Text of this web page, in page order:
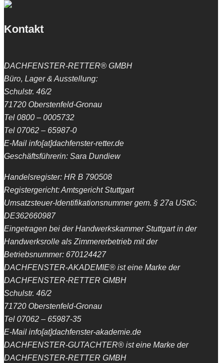
Kontakt
DACHFENSTER-RETTER® GMBH
Büro, Lager & Ausstellung:
Schulstr. 46/2
71720 Oberstenfeld-Gronau
Tel 0800 – 0005732
Tel 07062 – 65987-0
E-Mail info[at]dachfenster-retter.de
Geschäftsführerin: Sara Dundiew
Handelsregister: HR B 790508
Registergericht: Amtsgericht Stuttgart
Umsatzsteuer-Identifikationsnummer gem. § 27a UStG:
DE362660987
Eingetragen bei der Handwerkskammer Stuttgart in der
Handwerksrolle als Zimmererbetrieb mit der
Betriebsnummer: 670124427
DACHFENSTER-AKADEMIE® ist eine Marke der
DACHFENSTER-RETTER GMBH
Schulstr. 46/2
71720 Oberstenfeld-Gronau
Tel 07062 – 65987-35
E-Mail info[at]dachfenster-akademie.de
DACHFENSTER-GUTACHTER® ist eine Marke der
DACHFENSTER-RETTER GMBH